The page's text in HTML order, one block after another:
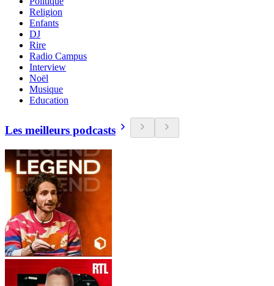
Religion
Enfants
DJ
Rire
Radio Campus
Interview
Noël
Musique
Education
Les meilleurs podcasts